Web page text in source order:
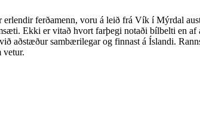
ferðamenn, voru á leið frá Vík í Mýrdal
Ekki er vitað hvort farþegi notaði bílbelti en
aðstæður sambærilegar og finnast á Íslandi.
vetur.